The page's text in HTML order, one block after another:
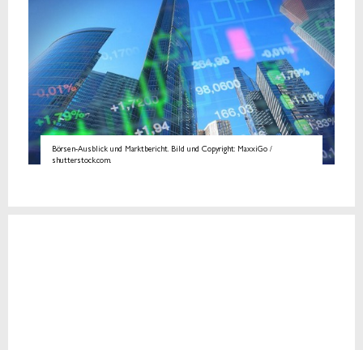
Börsen-Ausblick und Marktbericht. Bild und Copyright: MaxxiGo /
shutterstock.com.